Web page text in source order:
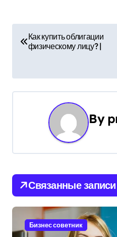
в
и
ц
и
я
Как купить облигации
физическому лицу? |
By
Связанные записи
Бизнес советник